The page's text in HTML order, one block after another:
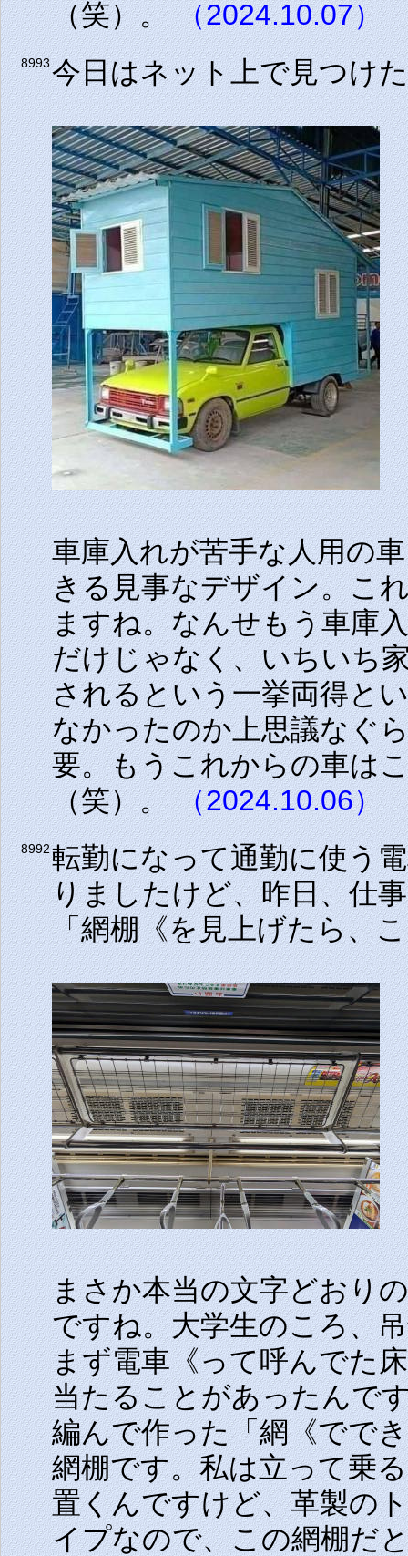
（笑）。（2024.10.07）
8993今日はネット上で見つけ
車庫入れが苦手な人用の
きる見事なデザイン。こ
ますね。なんせもう車庫
だけじゃなく、いちいち
されるという一挙両得と
なかったのか上思議なぐ
要。もうこれからの車は
（笑）。（2024.10.06）
8992転勤になって通勤に使う
りましたけど、昨日、仕
「網棚《を見上げたら、
まさか本当の文字どおり
ですね。大学生のころ、
まず電車《って呼んでた
当たることがあったんで
編んで作った「網《でで
網棚です。私は立って乗
置くんですけど、革製の
イプなので、この網棚だ